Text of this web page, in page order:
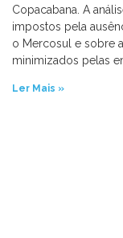
Copacabana. A
impostos pela
o Mercosul e sobre
minimizados pelas
Ler Mais »